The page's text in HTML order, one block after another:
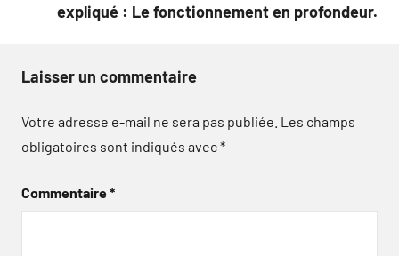
expliqué : Le fonctionnement en profondeur.
Laisser un commentaire
Votre adresse e-mail ne sera pas publiée. Les champs
obligatoires sont indiqués avec*
Commentaire*